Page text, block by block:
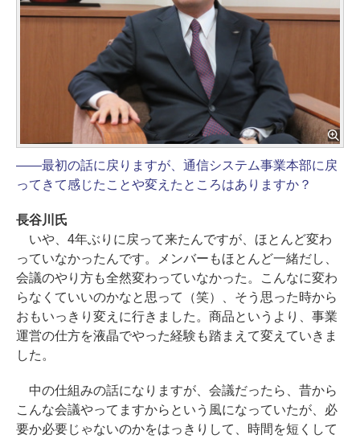
――最初の話に戻りますが、通信システム事業本部に戻
ってきて感じたことや変えたところはありますか？
長谷川氏
いや、4年ぶりに戻って来たんですが、ほとんど変わ
っていなかったんです。メンバーもほとんど一緒だし、
会議のやり方も全然変わっていなかった。こんなに変わ
らなくていいのかなと思って（笑）、そう思った時から
おもいっきり変えに行きました。商品というより、事業
運営の仕方を液晶でやった経験も踏まえて変えていきま
した。
中の仕組みの話になりますが、会議だったら、昔から
こんな会議やってますからという風になっていたが、必
要か必要じゃないのかをはっきりして、時間を短くして